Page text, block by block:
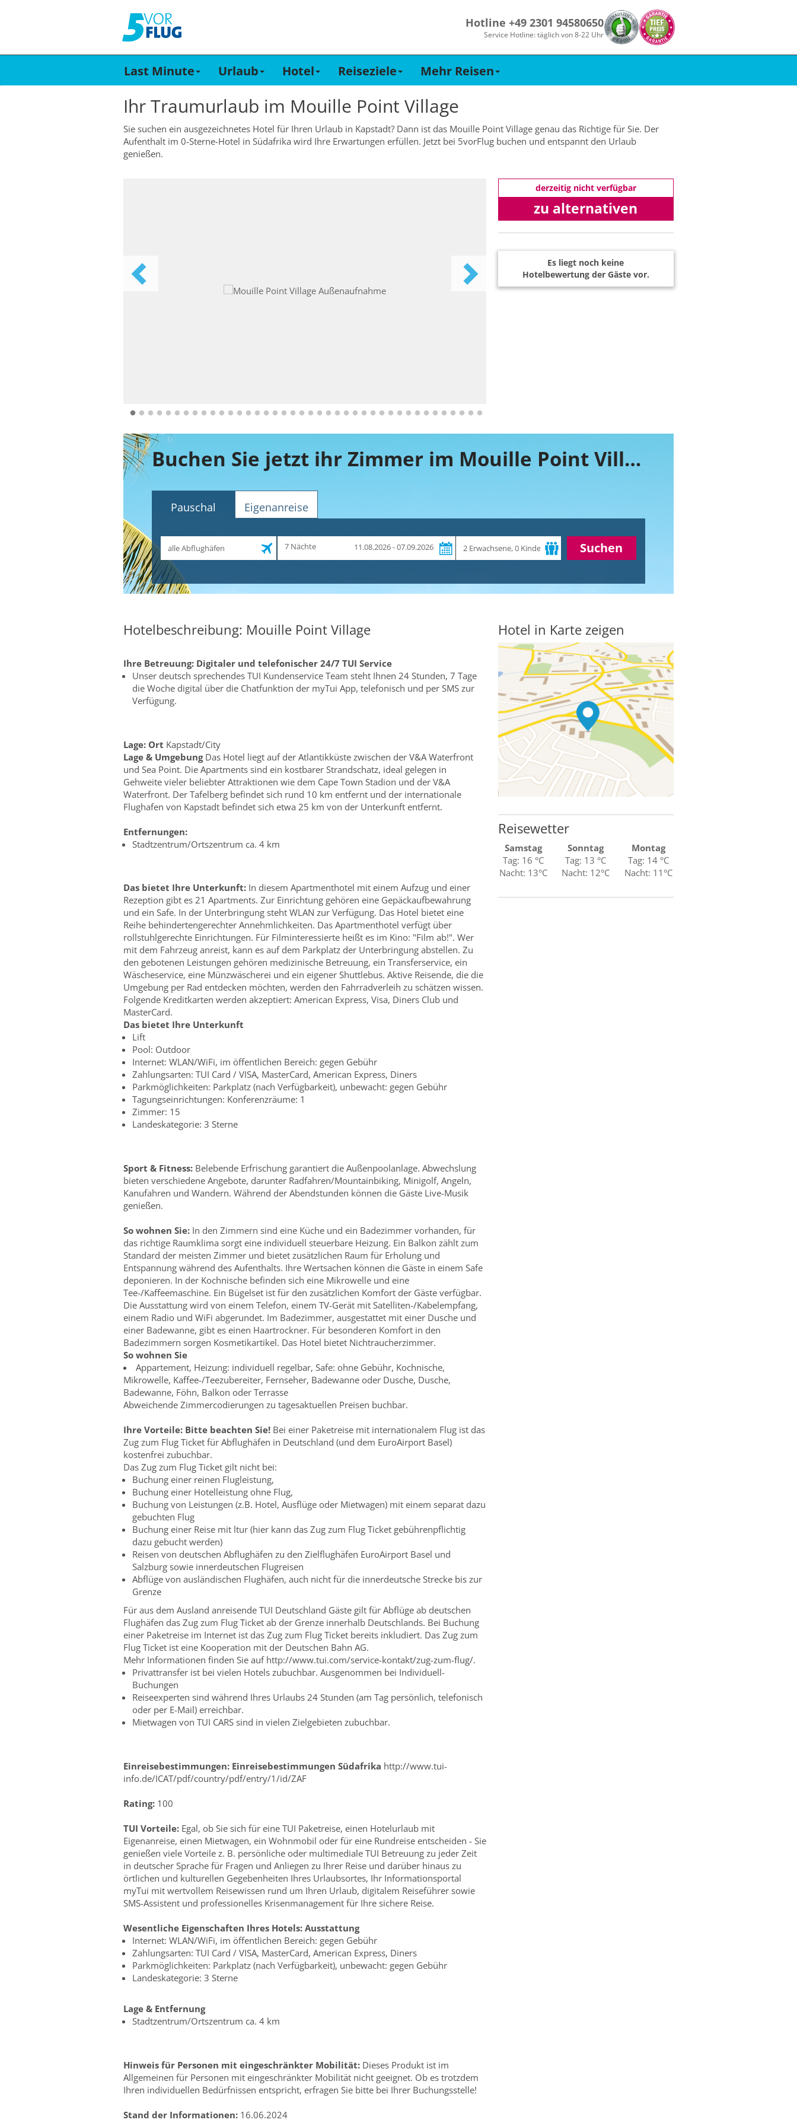
Hotline +49 2301 94580650
Service Hotline: täglich von 8-22 Uhr
Last Minute Urlaub Hotel Reiseziele Mehr Reisen
Ihr Traumurlaub im Mouille Point Village
Sie suchen ein ausgezeichnetes Hotel für Ihren Urlaub in Kapstadt? Dann ist das Mouille Point Village genau das Richtige für Sie. Der
Aufenthalt im 0-Sterne-Hotel in Südafrika wird Ihre Erwartungen erfüllen. Jetzt bei 5vorFlug buchen und entspannt den Urlaub
genießen.
derzeitig nicht verfügbar
zu alternativen
Angeboten
Es liegt noch keine
Hotelbewertung der Gäste vor.
Buchen Sie jetzt ihr Zimmer im Mouille Point Village
Pauschal Eigenanreise
Zeitraum
7 Nächte 11.08.2026 - 07.09.2026 Suchen
Hotelbeschreibung: Mouille Point Village
Ihre Betreuung: Digitaler und telefonischer 24/7 TUI Service
Unser deutsch sprechendes TUI Kundenservice Team steht Ihnen 24 Stunden, 7 Tage
die Woche digital über die Chatfunktion der myTui App, telefonisch und per SMS zur
Verfügung.
Lage: Ort Kapstadt/City
Lage & UmgebungDas Hotel liegt auf der Atlantikküste zwischen der V&A Waterfront
und Sea Point. Die Apartments sind ein kostbarer Strandschatz, ideal gelegen in
Gehweite vieler beliebter Attraktionen wie dem Cape Town Stadion und der V&A
Waterfront. Der Tafelberg befindet sich rund 10 km entfernt und der internationale
Flughafen von Kapstadt befindet sich etwa 25 km von der Unterkunft entfernt.
Entfernungen:
Stadtzentrum/Ortszentrum ca. 4 km
Das bietet Ihre Unterkunft: In diesem Apartmenthotel mit einem Aufzug und einer
Rezeption gibt es 21 Apartments. Zur Einrichtung gehören eine Gepäckaufbewahrung
und ein Safe. In der Unterbringung steht WLAN zur Verfügung. Das Hotel bietet eine
Reihe behindertengerechter Annehmlichkeiten. Das Apartmenthotel verfügt über
rollstuhlgerechte Einrichtungen. Für Filminteressierte heißt es im Kino: "Film ab!". Wer
mit dem Fahrzeug anreist, kann es auf dem Parkplatz der Unterbringung abstellen. Zu
den gebotenen Leistungen gehören medizinische Betreuung, ein Transferservice, ein
Wäscheservice, eine Münzwäscherei und ein eigener Shuttlebus. Aktive Reisende, die die
Umgebung per Rad entdecken möchten, werden den Fahrradverleih zu schätzen wissen.
Folgende Kreditkarten werden akzeptiert: American Express, Visa, Diners Club und
MasterCard.
Das bietet Ihre Unterkunft
Lift
Pool: Outdoor
Internet: WLAN/WiFi, im öffentlichen Bereich: gegen Gebühr
Zahlungsarten: TUI Card / VISA, MasterCard, American Express, Diners
Parkmöglichkeiten: Parkplatz (nach Verfügbarkeit), unbewacht: gegen Gebühr
Tagungseinrichtungen: Konferenzräume: 1
Zimmer: 15
Landeskategorie: 3 Sterne
Sport & Fitness: Belebende Erfrischung garantiert die Außenpoolanlage. Abwechslung
bieten verschiedene Angebote, darunter Radfahren/Mountainbiking, Minigolf, Angeln,
Kanufahren und Wandern. Während der Abendstunden können die Gäste Live-Musik
genießen.
So wohnen Sie: In den Zimmern sind eine Küche und ein Badezimmer vorhanden, für
das richtige Raumklima sorgt eine individuell steuerbare Heizung. Ein Balkon zählt zum
Standard der meisten Zimmer und bietet zusätzlichen Raum für Erholung und
Entspannung während des Aufenthalts. Ihre Wertsachen können die Gäste in einem Safe
deponieren. In der Kochnische befinden sich eine Mikrowelle und eine
Tee-/Kaffeemaschine. Ein Bügelset ist für den zusätzlichen Komfort der Gäste verfügbar.
Die Ausstattung wird von einem Telefon, einem TV-Gerät mit Satelliten-/Kabelempfang,
einem Radio und WiFi abgerundet. Im Badezimmer, ausgestattet mit einer Dusche und
einer Badewanne, gibt es einen Haartrockner. Für besonderen Komfort in den
Badezimmern sorgen Kosmetikartikel. Das Hotel bietet Nichtraucherzimmer.
So wohnen Sie
Appartement, Heizung: individuell regelbar, Safe: ohne Gebühr, Kochnische,
Mikrowelle, Kaffee-/Teezubereiter, Fernseher, Badewanne oder Dusche, Dusche,
Badewanne, Föhn, Balkon oder Terrasse
Abweichende Zimmercodierungen zu tagesaktuellen Preisen buchbar.
Ihre Vorteile: Bitte beachten Sie! Bei einer Paketreise mit internationalem Flug ist das
Zug zum Flug Ticket für Abflughäfen in Deutschland (und dem EuroAirport Basel)
kostenfrei zubuchbar.
Das Zug zum Flug Ticket gilt nicht bei:
Buchung einer reinen Flugleistung,
Buchung einer Hotelleistung ohne Flug,
Buchung von Leistungen (z.B. Hotel, Ausflüge oder Mietwagen) mit einem separat dazu
gebuchten Flug
Buchung einer Reise mit ltur (hier kann das Zug zum Flug Ticket gebührenpflichtig
dazu gebucht werden)
Reisen von deutschen Abflughäfen zu den Zielflughäfen EuroAirport Basel und
Salzburg sowie innerdeutschen Flugreisen
Abflüge von ausländischen Flughäfen, auch nicht für die innerdeutsche Strecke bis zur
Grenze
Für aus dem Ausland anreisende TUI Deutschland Gäste gilt für Abflüge ab deutschen
Flughäfen das Zug zum Flug Ticket ab der Grenze innerhalb Deutschlands. Bei Buchung
einer Paketreise im Internet ist das Zug zum Flug Ticket bereits inkludiert. Das Zug zum
Flug Ticket ist eine Kooperation mit der Deutschen Bahn AG.
Mehr Informationen finden Sie auf http://www.tui.com/service-kontakt/zug-zum-flug/.
Privattransfer ist bei vielen Hotels zubuchbar. Ausgenommen bei Individuell-
Buchungen
Reiseexperten sind während Ihres Urlaubs 24 Stunden (am Tag persönlich, telefonisch
oder per E-Mail) erreichbar.
Mietwagen von TUI CARS sind in vielen Zielgebieten zubuchbar.
Einreisebestimmungen: Einreisebestimmungen Südafrika http://www.tui-
info.de/ICAT/pdf/country/pdf/entry/1/id/ZAF
Rating: 100
TUI Vorteile: Egal, ob Sie sich für eine TUI Paketreise, einen Hotelurlaub mit
Eigenanreise, einen Mietwagen, ein Wohnmobil oder für eine Rundreise entscheiden - Sie
genießen viele Vorteile z. B. persönliche oder multimediale TUI Betreuung zu jeder Zeit
in deutscher Sprache für Fragen und Anliegen zu Ihrer Reise und darüber hinaus zu
örtlichen und kulturellen Gegebenheiten Ihres Urlaubsortes, Ihr Informationsportal
myTui mit wertvollem Reisewissen rund um Ihren Urlaub, digitalem Reiseführer sowie
SMS-Assistent und professionelles Krisenmanagement für Ihre sichere Reise.
Wesentliche Eigenschaften Ihres Hotels: Ausstattung
Internet: WLAN/WiFi, im öffentlichen Bereich: gegen Gebühr
Zahlungsarten: TUI Card / VISA, MasterCard, American Express, Diners
Parkmöglichkeiten: Parkplatz (nach Verfügbarkeit), unbewacht: gegen Gebühr
Landeskategorie: 3 Sterne
Lage & Entfernung
Stadtzentrum/Ortszentrum ca. 4 km
Hinweis für Personen mit eingeschränkter Mobilität: Dieses Produkt ist im
Allgemeinen für Personen mit eingeschränkter Mobilität nicht geeignet. Ob es trotzdem
Ihren individuellen Bedürfnissen entspricht, erfragen Sie bitte bei Ihrer Buchungsstelle!
Stand der Informationen: 16.06.2024
Hotel in Karte zeigen
Reisewetter
Samstag
Tag: 16 °C
Nacht: 13°C
Sonntag
Tag: 13 °C
Nacht: 12°C
Montag
Tag: 14 °C
Nacht: 11°C